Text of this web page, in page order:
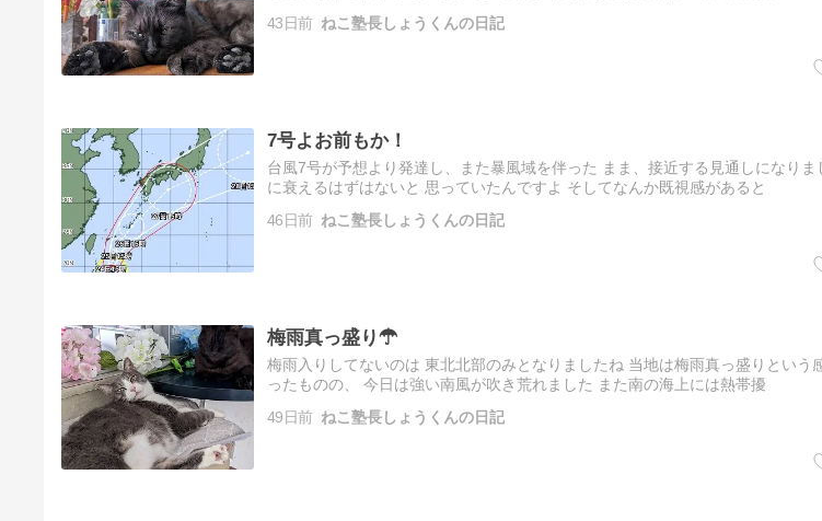
43日前 ねこ塾長しょうくんの日記
7号よお前もか！
台風7号が予想より発達し、また暴風域を伴った まま、接近する見通しになり
に衰えるはずはないと 思っていたんですよ そしてなんか既視感があると
46日前 ねこ塾長しょうくんの日記
梅雨真っ盛り☂
梅雨入りしてないのは 東北北部のみとなりましたね 当地は梅雨真っ盛りという
ったものの、 今日は強い南風が吹き荒れました また南の海上には熱帯擾
49日前 ねこ塾長しょうくんの日記